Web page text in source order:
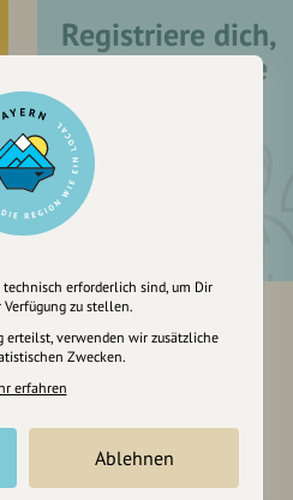
Registriere dich,
um dir Einträge
zu merken
erforderlich sind, um Dir
Verfügung zu stellen.
erteilst, verwenden wir zusätzliche
Zwecken.
erfahren
Ablehnen